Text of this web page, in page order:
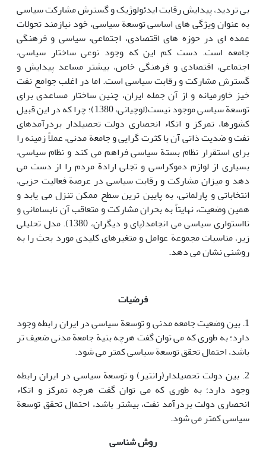
بی تردید، پیدایش رقابت ایدئولوژیک و گسترش مشارکت سیاسی
به عنوان ویژگی های اساسی توسعة سیاسی، خود نیازمند تحولات
عمده ای در حوزه های اقتصادی، اجتماعی، سیاسی و فرهنگی
جامعه است. دست کم این که وجود نوعی ساختار سیاسی،
اجتماعی، اقتصادی و فرهنگی خاص، بیشتر مساعد پیدایش و
گسترش مشارکت و رقابت سیاسی است. اما در اغلب جوامع نفت
خیز خاورمیانه و از آن جمله ایران، چنین ساختار مساعدی برای
توسعة سیاسی موجود نیست(لوچیانی، 1380)؛ چرا که در این قبیل
کشورها، تمرکز و اتکاء انحصاری دولت تحصیلدار بردرآمدهای
نفت و ضدیت ذاتی آن با کثرت گرایی و جامعة مدنی، عملاً زمینه را
برای استقرار نظام بستة سیاسی فراهم می کند و نظام سیاسی،
بسیاری از لوازم دموکراسی و تجلی ارادة مردم را از دست می
دهد و میزان مشارکت و رقابت سیاسی در عرصة فعالیت حزبی،
انتخاباتی و پارلمانی، به پایین ترین سطح ممکن تنزل می یابد و
همین وضعیت، نهایتاً به بحران مشارکت و متعاقب آن نابسامانی و
نااستواری سیاسی می انجامد(پای و دیگران، 1380). مدل تحلیلی
زیر، مناسبات مجموعة عوامل و متغیرهای کلیدی مورد بحث را به
روشنی نشان می دهد.
فرضیات
1. بین وضعیت جامعه مدنی و توسعة سیاسی در ایران رابطه وجود
دارد؛ به طوری که می توان گفت هرچه بنیة جامعة مدنی ضعیف تر
باشد، احتمال تحقق توسعة سیاسی کمتر می شود.
2. بین دولت تحصیلدار(رانتیر) و توسعة سیاسی در ایران رابطه
وجود دارد؛ به طوری که می توان گفت هرچه تمرکز و اتکاء
انحصاری دولت بردرآمد نفت، بیشتر باشد، احتمال تحقق توسعة
سیاسی کمتر می شود.
روش شناسی